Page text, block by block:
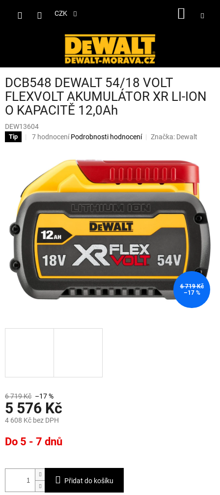
CZK
DCB548 DEWALT 54/18 VOLT
FLEXVOLT AKUMULÁTOR XR LI-ION
O KAPACITĚ 12,0Ah
DEW13604
Tip
Průměrné
4,0
z
5
hvězdiček.
7 hodnocení Podrobnosti hodnocení Značka: Dewalt
6 719 Kč
–17 %
6 719 Kč –17 %
5 576 Kč
4 608 Kč bez DPH
cena:
Do 5 - 7 dnů
Přidat do košíku